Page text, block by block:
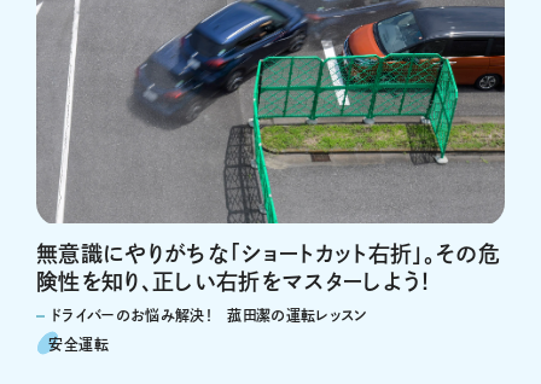
無意識にやりがちな「ショートカット右折」。その危
険性を知り、正しい右折をマスターしよう！
ドライバーのお悩み解決！ 菰田潔の運転レッスン
安全運転